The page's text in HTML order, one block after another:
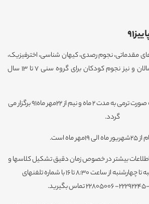
مقدماتی، نجوم رصدی، کیهان شناسی، اخترفیزیک،
عکاسی نجومی برای بزرگسالان و نیز نجوم کودکان برای گروه سنی 7 تا 13 سال
گفتنی است این دوره ها به صورت ترمی به مدت 2 ماه و نیم از 22مهر ماه91 برگزار می
گردد.
ماه است.
بیشتر در خصوص زمان دقیق تشکیل کلاسها و
هزینه ها روزهای شنبه تا چهارشنبه از ساعت 8:30 تا 16 با شماره تلفنهای